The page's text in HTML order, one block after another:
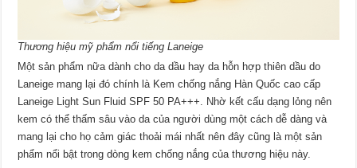
Thương hiệu mỹ phẩm nổi tiếng Laneige
Một sản phẩm nữa dành cho da dầu hay da hỗn hợp thiên dầu do
Laneige mang lại đó chính là Kem chống nắng Hàn Quốc cao cấp
Laneige Light Sun Fluid SPF 50 PA+++. Nhờ kết cấu dạng lỏng nên
kem có thể thấm sâu vào da của người dùng một cách dễ dàng và
mang lại cho họ cảm giác thoải mái nhất nên đây cũng là một sản
phẩm nổi bật trong dòng kem chống nắng của thương hiệu này.